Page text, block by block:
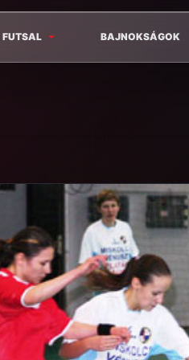
FUTSAL BAJNOKSÁGOK